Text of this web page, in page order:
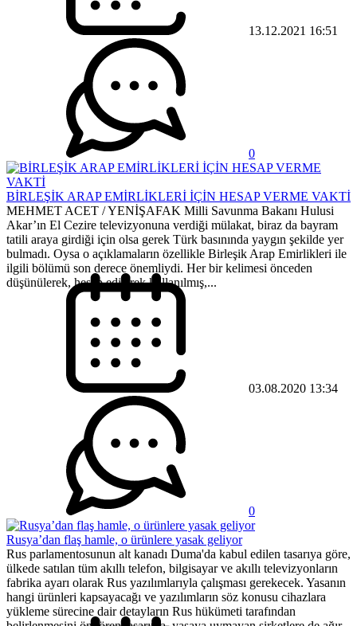
13.12.2021 16:51
0
BİRLEŞİK ARAP EMİRLİKLERİ İÇİN HESAP VERME VAKTİ
MEHMET ACET / YENİŞAFAK Milli Savunma Bakanı Hulusi
Akar’ın El Cezire televizyonuna verdiği mülakat, biraz da bayram
tatili araya girdiği için olsa gerek Türk basınında yaygın şekilde yer
bulmadı. Oysa o açıklamaların özellikle Birleşik Arap Emirlikleri ile
ilgili bölümü son derece önemliydi. Her bir kelimesi önceden
düşünülerek, hesap edilerek kullanılmış,...
03.08.2020 13:34
0
Rusya’dan flaş hamle, o ürünlere yasak geliyor
Rus parlamentosunun alt kanadı Duma'da kabul edilen tasarıya göre,
ülkede satılan tüm akıllı telefon, bilgisayar ve akıllı televizyonların
fabrika ayarı olarak Rus yazılımlarıyla çalışması gerekecek. Yasanın
hangi ürünleri kapsayacağı ve yazılımların söz konusu cihazlara
yükleme sürecine dair detayların Rus hükümeti tarafından